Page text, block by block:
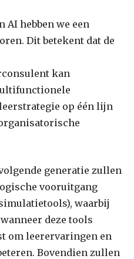
hebben we een
Dit betekent dat de
kan
op één lijn
generatie zullen
vooruitgang
waarbij
deze tools
om leerervaringen en
Bovendien zullen